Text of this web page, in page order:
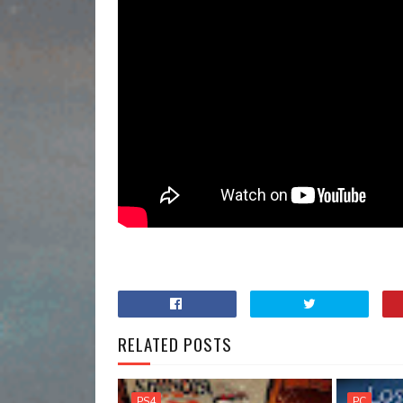
RELATED POSTS